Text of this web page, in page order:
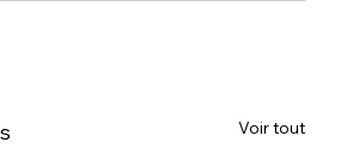
Voir tout